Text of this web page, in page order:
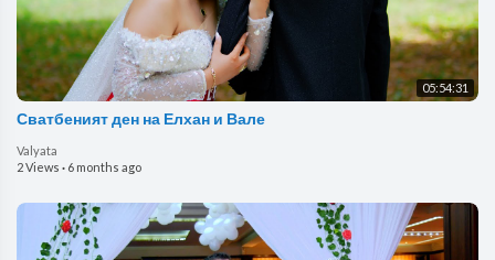
05:54:31
Сватбеният ден на Елхан и Вале
Valyata
2 Views · 6 months ago